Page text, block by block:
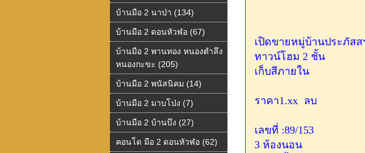
บ้านมือ 2 นาป่า (134)
บ้านมือ 2 ดอนหัวฬอ (67)
บ้านมือ 2 พานทอง หนองตำลึง
หนองกะขะ (205)
บ้านมือ 2 พนัสนิคม (14)
บ้านมือ 2 มาบโป่ง (7)
บ้านมือ 2 บ้านบึง (27)
คอนโด มือ 2 ดอนหัวฬอ (62)
เปิดขายหมู่บ้านประภัส
ทาวน์โฮม 2 ชั้น
เก็บสีภายใน
ราคา1.xx ลบ
เลขที่ :89/153
3 ห้องนอน